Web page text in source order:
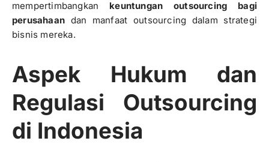
mempertimbangkan keuntungan outsourcing bagi
perusahaan dan manfaat outsourcing dalam strategi
bisnis mereka.
Aspek Hukum dan
Regulasi Outsourcing
di Indonesia